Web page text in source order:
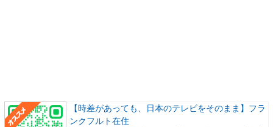
【時差があっても、日本のテレビをそのまま】フラ
ンクフルト在住